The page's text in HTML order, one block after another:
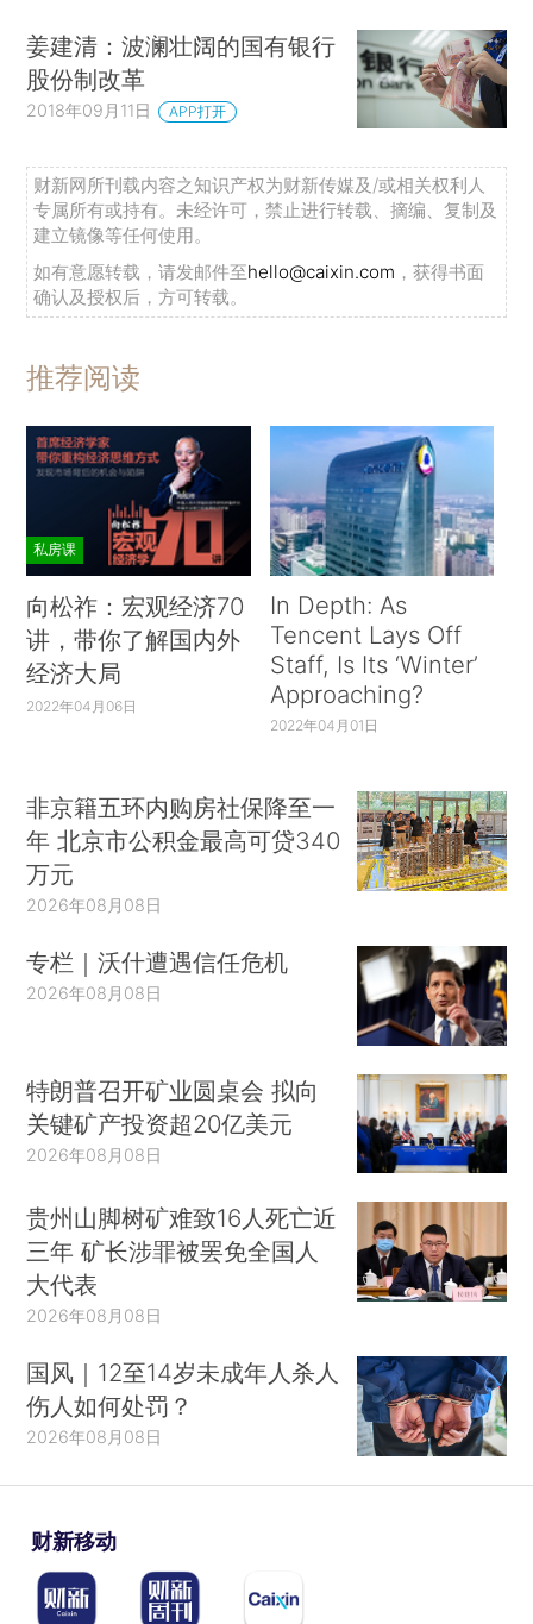
姜建清：波澜壮阔的国有银行
股份制改革
2018年09月11日 APP打开
财新网所刊载内容之知识产权为财新传媒及/或相关权利人
专属所有或持有。未经许可，禁止进行转载、摘编、复制及
建立镜像等任何使用。
如有意愿转载，请发邮件至hello@caixin.com ，获得书面
确认及授权后，方可转载。
推荐阅读
私房课
向松祚：宏观经济70
讲，带你了解国内外
经济大局
2022年04月06日
In Depth: As
Tencent Lays Off
Staff, Is Its ‘Winter’
Approaching?
2022年04月01日
非京籍五环内购房社保降至一
年 北京市公积金最高可贷340
万元
2026年08月08日
专栏｜沃什遭遇信任危机
2026年08月08日
特朗普召开矿业圆桌会 拟向
关键矿产投资超20亿美元
2026年08月08日
贵州山脚树矿难致16人死亡近
三年 矿长涉罪被罢免全国人
大代表
2026年08月08日
国风｜12至14岁未成年人杀人
伤人如何处罚？
2026年08月08日
财新移动